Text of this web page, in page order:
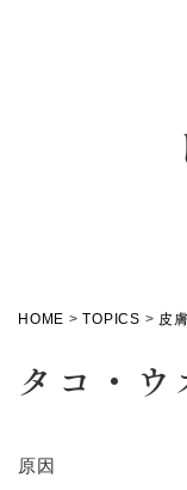
HOME >TOPICS > 皮
タコ・ウ
原因